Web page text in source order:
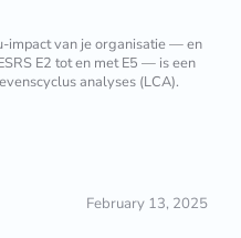
impact van je organisatie — en
E2 tot en met E5 — is een
analyses (LCA).
February 13, 2025